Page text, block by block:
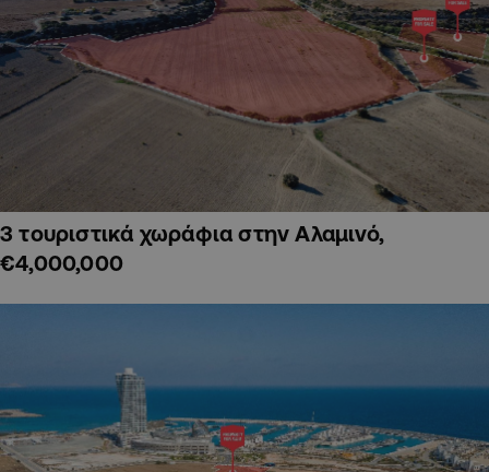
3 τουριστικά χωράφια στην Αλαμινό,
€4,000,000